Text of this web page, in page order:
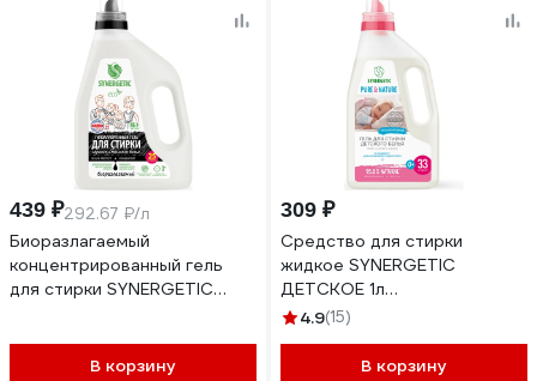
439 ₽292.67 ₽/л
Биоразлагаемый
концентрированный гель
для стирки SYNERGETIC
В корзину
309 ₽
Средство для стирки
жидкое SYNERGETIC
ДЕТСКОЕ 1л
ГИПОАЛЛЕРГЕННОЕ гель
4.9(15)
В корзину